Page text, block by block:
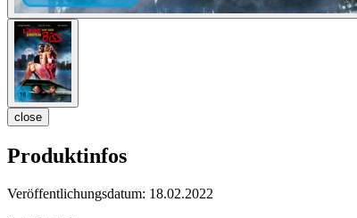
close
Produktinfos
Veröffentlichungsdatum: 18.02.2022